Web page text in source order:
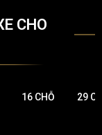
CHO
16 CHỖ 29